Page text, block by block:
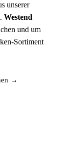
unserer
Westend
und um
Sortiment
→